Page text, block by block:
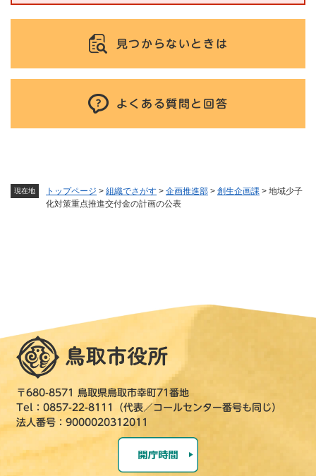
現在地 トップページ > 組織でさがす > 企画推進部 > 創生企画課 > 地域少子
化対策重点推進交付金の計画の公表
見つからないときは
よくある質問と回答
〒680-8571 鳥取県鳥取市幸町71番地
Tel：0857-22-8111（代表／コールセンター番号も同じ）
法人番号：9000020312011